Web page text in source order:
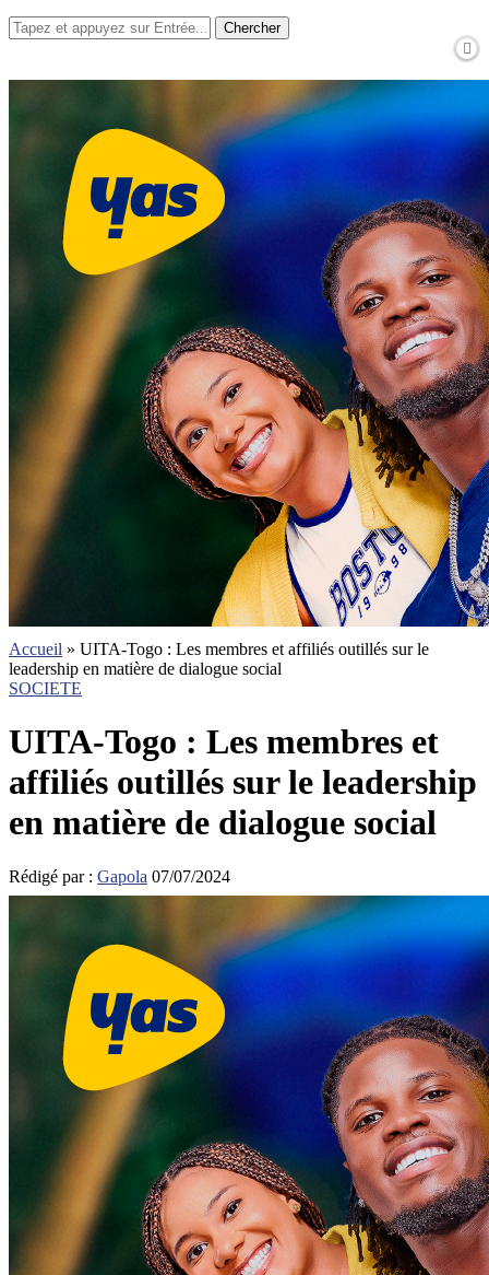
Chercher
Accueil » UITA-Togo : Les membres et affiliés outillés sur le
leadership en matière de dialogue social
SOCIETE
UITA-Togo : Les membres et
affiliés outillés sur le leadership
en matière de dialogue social
Rédigé par : Gapola 07/07/2024